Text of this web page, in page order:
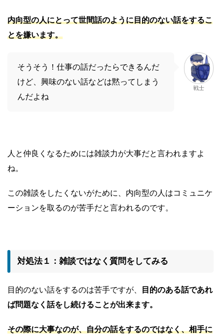
内向型の人にとって世間話のように目的のない話をするこ
とを嫌います。
そうそう！仕事の話だったらできるんだ
けど、興味のない話などは黙ってしまう
んだよね
戦士
人と仲良くなるためには雑談力が大事だと言われますよ
ね。
この雑談をしたくないがために、内向型の人はコミュニケ
ーションを取るのが苦手だと言われるのです。
対処法１：雑談ではなく質問をしてみる
目的のない話をするのは苦手ですが、
目的のある話であれ
ば問題なく話をし続けることが出来ます。
その際に大事なのが、自分の話をするのではなく、相手に